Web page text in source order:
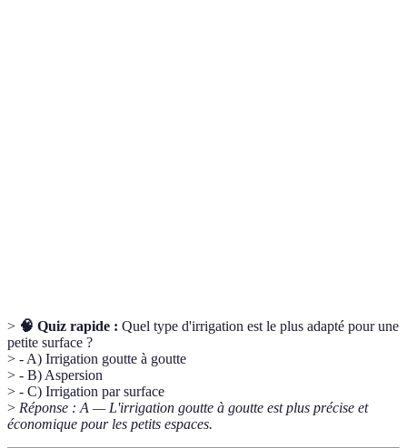
> 🧠 Quiz rapide : Quel type d'irrigation est le plus adapté pour une
petite surface ?
> - A) Irrigation goutte à goutte
> - B) Aspersion
> - C) Irrigation par surface
> Réponse : A — L'irrigation goutte à goutte est plus précise et
économique pour les petits espaces.